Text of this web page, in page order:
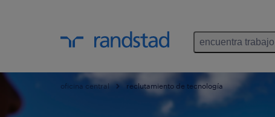
encuentra trabajo
oficina central reclutamiento de tecnología